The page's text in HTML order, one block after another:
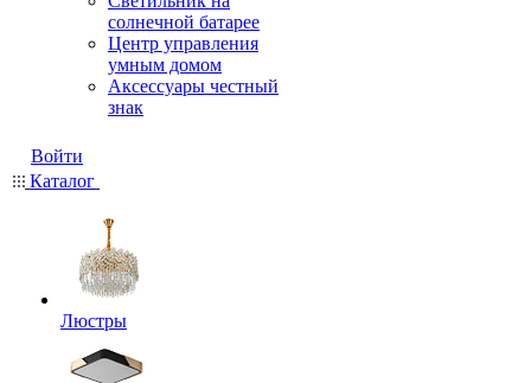
солнечной батарее
Центр управления
умным домом
Аксессуары честный
знак
Войти
Каталог
Люстры